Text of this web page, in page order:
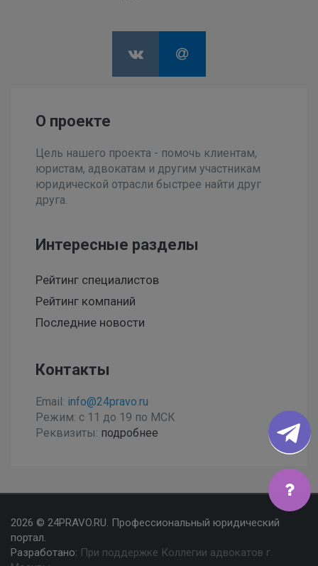
О проекте
Цель нашего проекта - помочь клиентам,
юристам, адвокатам и другим участникам
юридической отрасли быстрее найти друг
друга.
Интересные разделы
Рейтинг специалистов
Рейтинг компаний
Последние новости
Контакты
Email: info@24pravo.ru
Режим: с 11 до 19 по МСК
Реквизиты: подробнее
2026 © 24PRAVO.RU. Профессиональный юридический
портал.
Разработано: При поддержке Коллегии адвокатов г.
Мы используем файлы cookies, чтобы улучшить сайт
для Вас